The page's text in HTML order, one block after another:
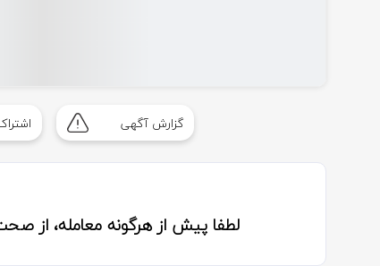
گزارش آگهی
لطفا پیش از هرگونه معامله، از